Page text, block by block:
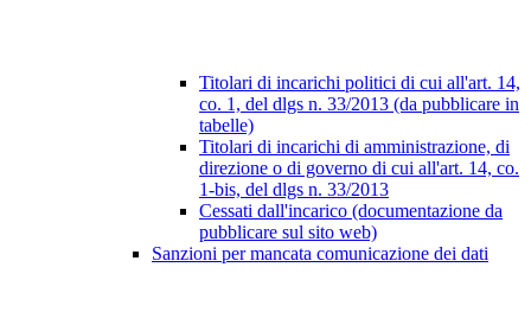
Titolari di incarichi politici di cui all'art. 14,
co. 1, del dlgs n. 33/2013 (da pubblicare in
tabelle)
Titolari di incarichi di amministrazione, di
direzione o di governo di cui all'art. 14, co.
1-bis, del dlgs n. 33/2013
Cessati dall'incarico (documentazione da
pubblicare sul sito web)
Sanzioni per mancata comunicazione dei dati